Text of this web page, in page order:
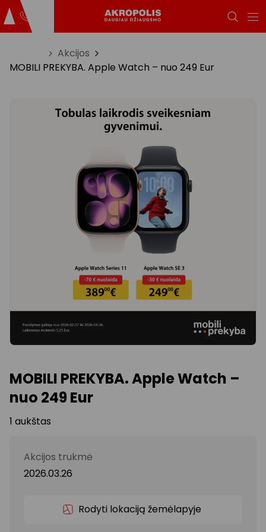
Akcijos
MOBILI PREKYBA. Apple Watch – nuo 249 Eur
MOBILI PREKYBA. Apple Watch –
nuo 249 Eur
1 aukštas
Akcijos trukmė
2026.03.26
Rodyti lokaciją žemėlapyje